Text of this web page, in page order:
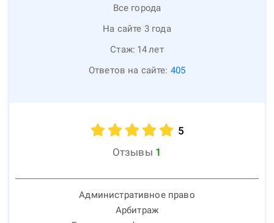
Все города
На сайте 3 года
Стаж: 14лет
Ответов на сайте: 405
5
Отзывы 1
Административное право
Арбитраж